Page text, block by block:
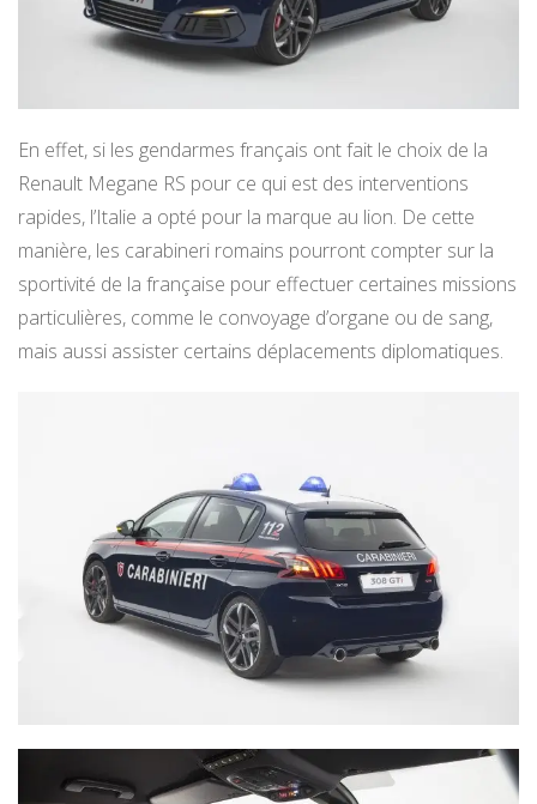
En effet, si les gendarmes français ont fait le choix de la
Renault Megane RS pour ce qui est des interventions
rapides, l’Italie a opté pour la marque au lion. De cette
manière, les carabineri romains pourront compter sur la
sportivité de la française pour effectuer certaines missions
particulières, comme le convoyage d’organe ou de sang,
mais aussi assister certains déplacements diplomatiques.